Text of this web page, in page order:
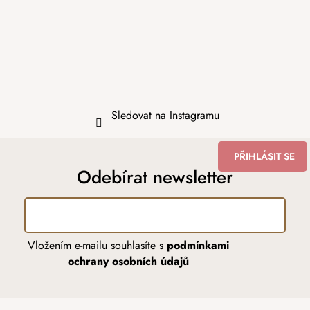
Sledovat na Instagramu
Odebírat newsletter
Vložením e-mailu souhlasíte s podmínkami
ochrany osobních údajů
PŘIHLÁSIT SE